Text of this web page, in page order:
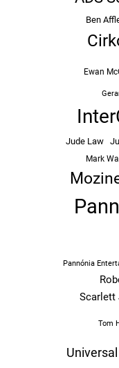
Ben
Ewan
Jude Law
Mark
Pannónia
Scarlett
Tom